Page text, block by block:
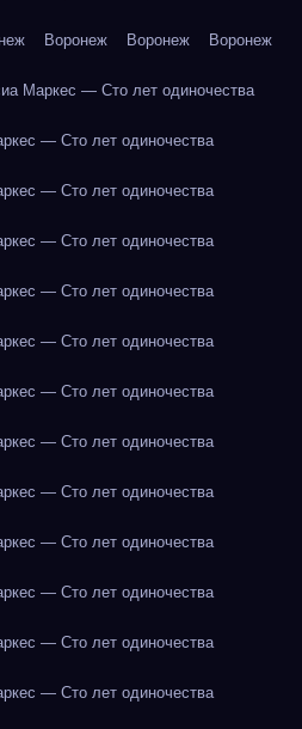
Воронеж Воронеж Воронеж
Маркес — Сто лет одиночества
— Сто лет одиночества
— Сто лет одиночества
— Сто лет одиночества
— Сто лет одиночества
— Сто лет одиночества
— Сто лет одиночества
— Сто лет одиночества
— Сто лет одиночества
— Сто лет одиночества
— Сто лет одиночества
— Сто лет одиночества
— Сто лет одиночества